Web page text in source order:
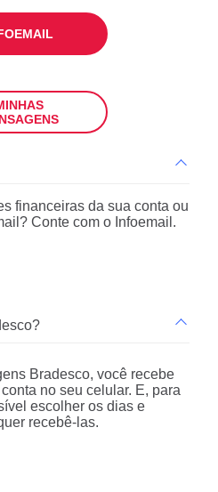
financeiras da sua conta ou
Conte com o Infoemail.
Bradesco, você recebe
no seu celular. E, para
escolher os dias e
recebê-las.